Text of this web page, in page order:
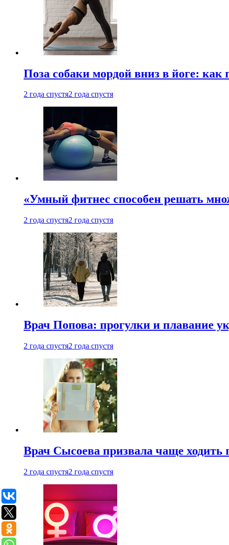
Поза собаки мордой вниз в йоге: как
2 года спустя2 года спустя
«Умный фитнес способен решать
2 года спустя2 года спустя
Врач Попова: прогулки и плавание
2 года спустя2 года спустя
Врач Сысоева призвала чаще
2 года спустя2 года спустя